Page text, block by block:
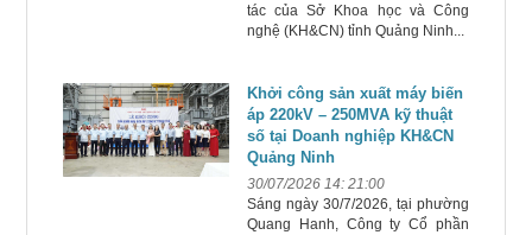
tác của Sở Khoa học và Công
nghệ (KH&CN) tỉnh Quảng Ninh...
Khởi công sản xuất máy biến
áp 220kV – 250MVA kỹ thuật
số tại Doanh nghiệp KH&CN
Quảng Ninh
30/07/2026 14: 21:00
Sáng ngày 30/7/2026, tại phường
Quang Hanh, Công ty Cổ phần